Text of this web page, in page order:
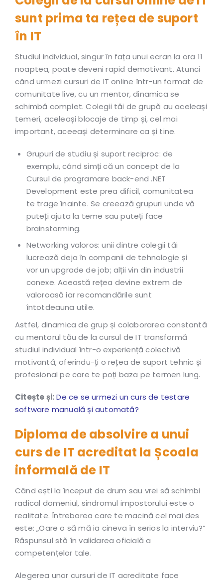
sunt prima ta rețea de suport
în IT
Studiul individual, singur în fața unui ecran la ora 11
noaptea, poate deveni rapid demotivant. Atunci
când urmezi cursuri de IT online într-un format de
comunitate live, cu un mentor, dinamica se
schimbă complet. Colegii tăi de grupă au aceleași
temeri, aceleași blocaje de timp și, cel mai
important, aceeași determinare ca și tine.
Grupuri de studiu și suport reciproc: de
exemplu, când simți că un concept de la
Cursul de programare back-end .NET
Development este prea dificil, comunitatea
te trage înainte. Se creează grupuri unde vă
puteți ajuta la teme sau puteți face
brainstorming.
Networking valoros: unii dintre colegii tăi
lucrează deja în companii de tehnologie și
vor un upgrade de job; alții vin din industrii
conexe. Această rețea devine extrem de
valoroasă iar recomandările sunt
întotdeauna utile.
Astfel, dinamica de grup și colaborarea constantă
cu mentorul tău de la cursul de IT transformă
studiul individual într-o experiență colectivă
motivantă, oferindu-ți o rețea de suport tehnic și
profesional pe care te poți baza pe termen lung.
Citește și: De ce se urmezi un curs de testare
software manuală și automată?
Diploma de absolvire a unui
curs de IT acreditat la Școala
informală de IT
Când ești la început de drum sau vrei să schimbi
radical domeniul, sindromul impostorului este o
realitate. Întrebarea care te macină cel mai des
este: „Oare o să mă ia cineva în serios la interviu?”
Răspunsul stă în validarea oficială a
competențelor tale.
Alegerea unor cursuri de IT acreditate face